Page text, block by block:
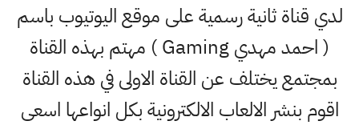
لدي قناة ثانية رسمية على موقع اليوتيوب باسم
( احمد مهدي Gaming ) مهتم بهذه القناة
بمجتمع يختلف عن القناة الاولى في هذه القناة
اقوم بنشر الالعاب الالكترونية بكل انواعها اسعى